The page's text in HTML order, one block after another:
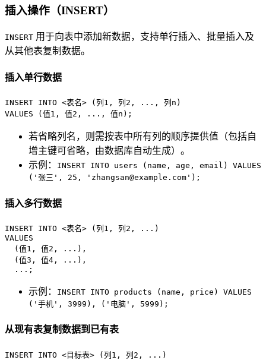
插入操作（INSERT）
INSERT 用于向表中添加新数据，支持单行插入、批量插入及
从其他表复制数据。
插入单行数据
INSERT INTO <表名> (列 1 , 列 2
VALUES (值1 , 值2 , ..., 值n);
若省略列名，则需按表中所有列的顺序提供值（包括自
增主键可省略，由数据库自动生成）。
示例：
INSERT INTO users (name, age, email) VALUES
('张三', 25, 'zhangsan@example.com');
插入多行数据
INSERT INTO <表名> (列 1 , 列 2
VALUES
  (值
1 , 值2 , ...),
  (值
3 , 值4 , ...),
  ...;
示例：
INSERT INTO products (name, price) VALUES
('手机', 3999), ('电脑', 5999);
从现有表复制数据到已有表
INSERT INTO <目标表> (列1 , 列2